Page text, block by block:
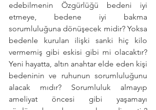
edebilmenin Özgürlüğü bedeni iyi
etmeye, bedene iyi bakma
sorumluluğuna dönüşecek midir? Yoksa
bedenle kurulan ilişki sanki hiç kilo
vermemiş gibi eskisi gibi mi olacaktır?
Yeni hayatta, altın anahtar elde eden kişi
bedeninin ve ruhunun sorumluluğunu
alacak mıdır? Sorumluluk almayıp
ameliyat öncesi gibi yaşamayı